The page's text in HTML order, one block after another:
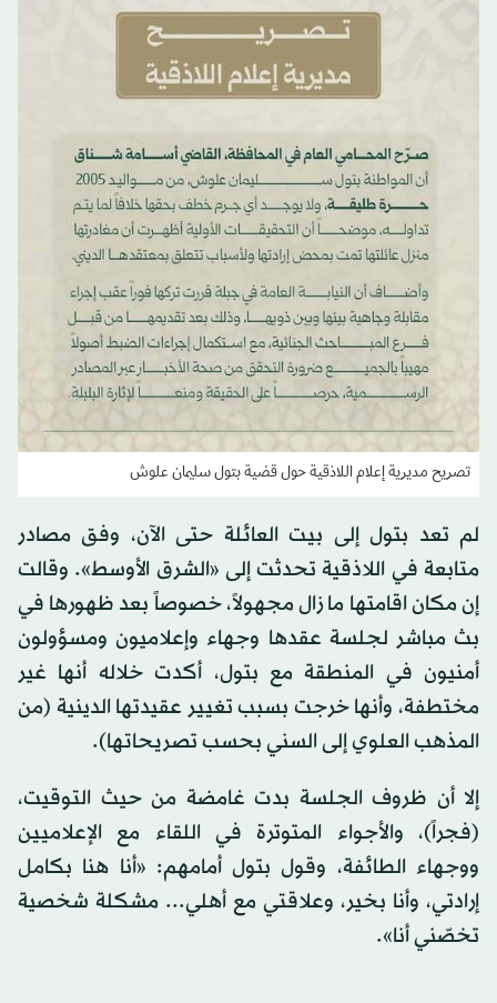
تصريح مديرية إعلام اللاذقية حول قضية بتول سليمان علوش
لم تعد بتول إلى بيت العائلة حتى الآن، وفق مصادر
متابعة في اللاذقية تحدثت إلى «الشرق الأوسط». وقالت
إن مكان اقامتها ما زال مجهولاً، خصوصاً بعد ظهورها في
بث مباشر لجلسة عقدها وجهاء وإعلاميون ومسؤولون
أمنيون في المنطقة مع بتول، أكدت خلاله أنها غير
مختطفة، وأنها خرجت بسبب تغيير عقيدتها الدينية (من
المذهب العلوي إلى السني بحسب تصريحاتها).
إلا أن ظروف الجلسة بدت غامضة من حيث التوقيت،
(فجراً)، والأجواء المتوترة في اللقاء مع الإعلاميين
ووجهاء الطائفة، وقول بتول أمامهم: «أنا هنا بكامل
إرادتي، وأنا بخير، وعلاقتي مع أهلي... مشكلة شخصية
تخصّني أنا».